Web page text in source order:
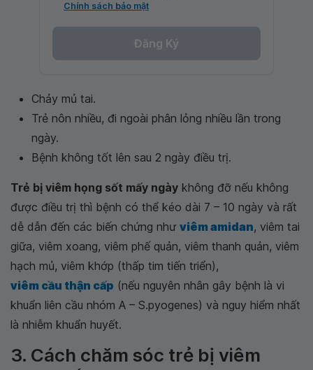
Chính sách bảo mật
Đăng Ký
Chảy mủ tai.
Trẻ nôn nhiều, đi ngoài phân lỏng nhiều lần trong
ngày.
Bệnh không tốt lên sau 2 ngày điều trị.
Trẻ bị viêm họng sốt mấy ngày không đỡ nếu không
được điều trị thì bệnh có thể kéo dài 7 – 10 ngày và rất
dễ dẫn đến các biến chứng như viêm amidan, viêm tai
giữa, viêm xoang, viêm phế quản, viêm thanh quản, viêm
hạch mủ, viêm khớp (thấp tim tiến triển),
viêm cầu thận cấp (nếu nguyên nhân gây bệnh là vi
khuẩn liên cầu nhóm A – S.pyogenes) và nguy hiểm nhất
là nhiễm khuẩn huyết.
3. Cách chăm sóc trẻ bị viêm